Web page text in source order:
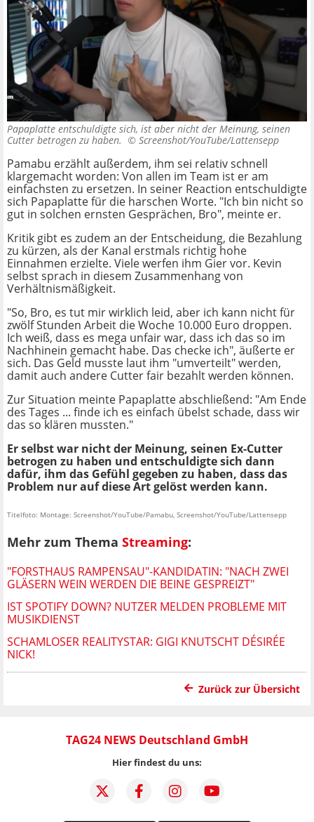
Papaplatte entschuldigte sich, ist aber nicht der Meinung, seinen
Cutter betrogen zu haben. © Screenshot/YouTube/Lattensepp
Pamabu erzählt außerdem, ihm sei relativ schnell
klargemacht worden: Von allen im Team ist er am
einfachsten zu ersetzen. In seiner Reaction entschuldigte
sich Papaplatte für die harschen Worte. "Ich bin nicht so
gut in solchen ernsten Gesprächen, Bro", meinte er.
Kritik gibt es zudem an der Entscheidung, die Bezahlung
zu kürzen, als der Kanal erstmals richtig hohe
Einnahmen erzielte. Viele werfen ihm Gier vor. Kevin
selbst sprach in diesem Zusammenhang von
Verhältnismäßigkeit.
"So, Bro, es tut mir wirklich leid, aber ich kann nicht für
zwölf Stunden Arbeit die Woche 10.000 Euro droppen.
Ich weiß, dass es mega unfair war, dass ich das so im
Nachhinein gemacht habe. Das checke ich", äußerte er
sich. Das Geld musste laut ihm "umverteilt" werden,
damit auch andere Cutter fair bezahlt werden können.
Zur Situation meinte Papaplatte abschließend: "Am Ende
des Tages ... finde ich es einfach übelst schade, dass wir
das so klären mussten."
Er selbst war nicht der Meinung, seinen Ex-Cutter
betrogen zu haben und entschuldigte sich dann
dafür, ihm das Gefühl gegeben zu haben, dass das
Problem nur auf diese Art gelöst werden kann.
Titelfoto: Montage: Screenshot/YouTube/Pamabu, Screenshot/YouTube/Lattensepp
Mehr zum Thema Streaming:
"FORSTHAUS RAMPENSAU"-KANDIDATIN: "NACH ZWEI
GLÄSERN WEIN WERDEN DIE BEINE GESPREIZT"
IST SPOTIFY DOWN? NUTZER MELDEN PROBLEME MIT
MUSIKDIENST
SCHAMLOSER REALITYSTAR: GIGI KNUTSCHT DÉSIRÉE
NICK!
Zurück zur Übersicht
TAG24 NEWS Deutschland GmbH
Hier findest du uns: